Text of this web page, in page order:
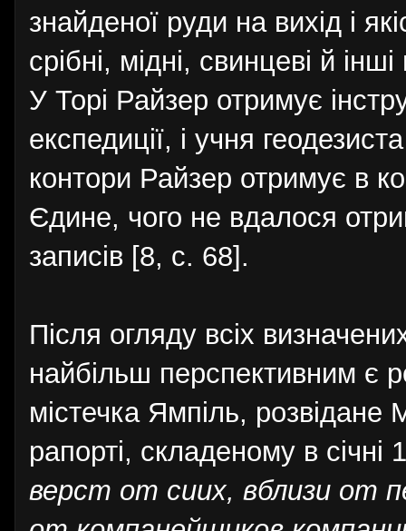
знайденої руди на вихід і
срібні, мідні, свинцеві й
У Торі Райзер отримує
експедиції, і учня
контори Райзер отримує в
Єдине, чого не вдалося
записів [8, с. 68].
Після огляду всіх
найбільш перспективним є
містечка Ямпіль,
рапорті, складеному в січні
верст от сиих, вблизи от